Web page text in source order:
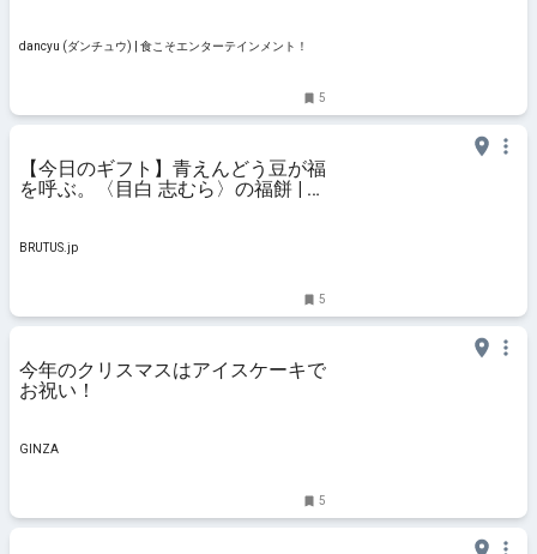
メント！
dancyu (ダンチュウ) | 食こそエンターテインメント！
5
【今日のギフト】青えんどう豆が福
を呼ぶ。〈目白 志むら〉の福餅 | ブ
BRUTUS.jp
5
今年のクリスマスはアイスケーキで
お祝い！
GINZA
5